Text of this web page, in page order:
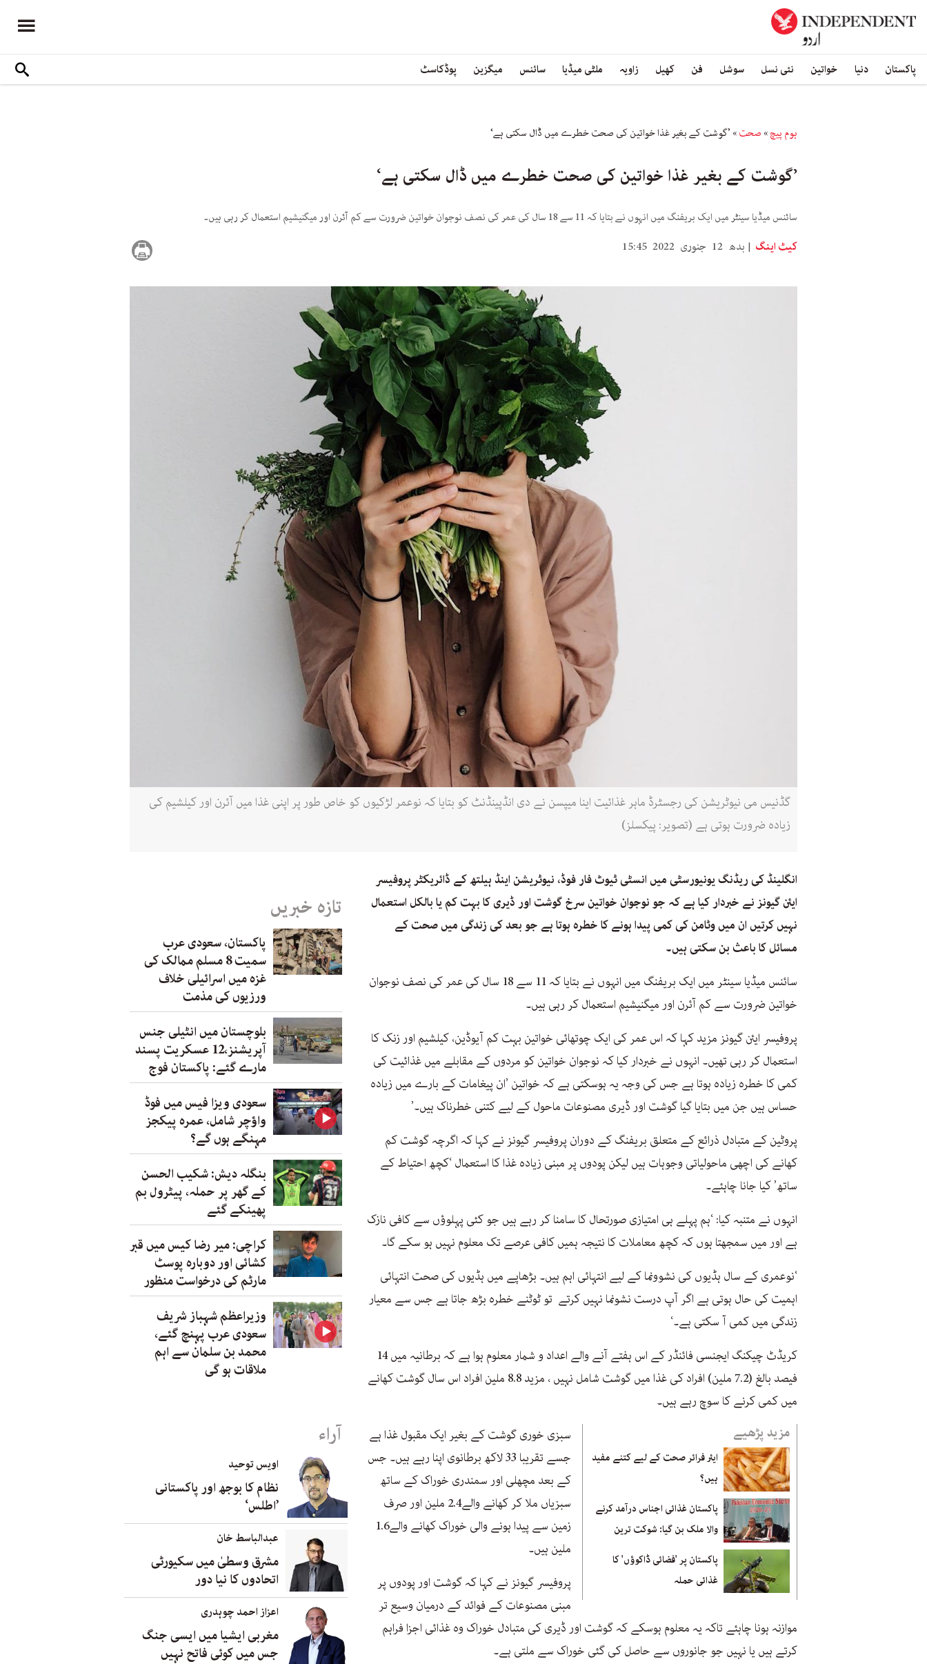
پاکستان دنیا خواتین نئی نسل سوشل فن کھیل زاویہ ملٹی میڈیا سائنس میگزین پوڈکاسٹ
ہوم پیچ» صحت» ’گوشت کے بغیر غذا خواتین کی صحت خطرے میں ڈال سکتی ہے‘
’گوشت کے بغیر غذا خواتین کی صحت خطرے میں ڈال سکتی ہے‘
سائنس میڈیا سینٹر میں ایک بریفنگ میں انہوں نے بتایا کہ 11 سے 18 سال کی عمر کی نصف نوجوان خواتین ضرورت سے کم آئرن اور میگنیشیم استعمال کر رہی ہیں۔
کیٹ اینگ بدھ 12 جنوری 2022 15:45
گڈنیس می نیوٹریشن کی رجسٹرڈ ماہر غذائیت اینا میپسن نے دی انڈپینڈنٹ کو بتایا کہ نوعمر لڑکیوں کو خاص طور پر اپنی غذا میں آئرن اور کیلشیم کی
زیادہ ضرورت ہوتی ہے (تصویر: پیکسلز)
انگلینڈ کی ریڈنگ یونیورسٹی میں انسٹی ٹیوٹ فار فوڈ، نیوٹریشن اینڈ ہیلتھ کے ڈائریکٹر پروفیسر
ایئن گیونز نے خبردار کیا ہے کہ جو نوجوان خواتین سرخ گوشت اور ڈیری کا بہت کم یا بالکل استعمال
نہیں کرتیں ان میں وٹامن کی کمی پیدا ہونے کا خطرہ ہوتا ہے جو بعد کی زندگی میں صحت کے
مسائل کا باعث بن سکتی ہیں۔
سائنس میڈیا سینٹر میں ایک بریفنگ میں انہوں نے بتایا کہ 11 سے 18 سال کی عمر کی نصف نوجوان
خواتین ضرورت سے کم آئرن اور میگنیشیم استعمال کر رہی ہیں۔
پروفیسر ایئن گیونز مزید کہا کہ اس عمر کی ایک چوتھائی خواتین بہت کم آیوڈین، کیلشیم اور زنک کا
استعمال کر رہی تھیں۔ انہوں نے خبردار کیا کہ نوجوان خواتین کو مردوں کے مقابلے میں غذائیت کی
کمی کا خطرہ زیادہ ہوتا ہے جس کی وجہ یہ ہوسکتی ہے کہ خواتین ’ان پیغامات کے بارے میں زیادہ
حساس ہیں جن میں بتایا گیا گوشت اور ڈیری مصنوعات ماحول کے لیے کتنی خطرناک ہیں۔’
پروٹین کے متبادل ذرائع کے متعلق بریفنگ کے دوران پروفیسر گیونز نے کہا کہ اگرچہ گوشت کم
کھانے کی اچھی ماحولیاتی وجوہات ہیں لیکن پودوں پر مبنی زیادہ غذا کا استعمال ‘کچھ احتیاط کے
ساتھ’ کیا جانا چاہئے۔
انہوں نے متنبہ کیا: ‘ہم پہلے ہی امتیازی صورتحال کا سامنا کر رہے ہیں جو کئی پہلوؤں سے کافی نازک
ہے اور میں سمجھتا ہوں کہ کچھ معاملات کا نتیجہ ہمیں کافی عرصے تک معلوم نہیں ہو سکے گا۔
‘نوعمری کے سال ہڈیوں کی نشوونما کے لیے انتہائی اہم ہیں۔ بڑھاپے میں ہڈیوں کی صحت انتہائی
اہمیت کی حال ہوتی ہے اگر آپ درست نشونما نہیں کرتے تو ٹوٹنے خطرہ بڑھ جاتا ہے جس سے معیار
زندگی میں کمی آ سکتی ہے۔‘
کریڈٹ چیکنگ ایجنسی فائنڈر کے اس ہفتے آنے والے اعداد و شمار معلوم ہوا ہے کہ برطانیہ میں 14
فیصد بالغ (7.2 ملین) افراد کی غذا میں گوشت شامل نہیں ، مزید 8.8 ملین افراد اس سال گوشت کھانے
میں کمی کرنے کا سوچ رہے ہیں۔
مزید پڑھیے
ایئر فرائر صحت کے لیے کتنے مفید
ہیں؟
پاکستان غذائی اجناس درآمد کرنے
والا ملک بن گیا: شوکت ترین
پاکستان پر 'فضائی ڈاکوؤں' کا
غذائی حملہ
سبزی خوری گوشت کے بغیر ایک مقبول غذا ہے
جسے تقریبا 33 لاکھ برطانوی اپنا رہے ہیں۔ جس
کے بعد مچھلی اور سمندری خوراک کے ساتھ
سبزیاں ملا کر کھانے والے2.4 ملین اور صرف
زمین سے پیدا ہونے والی خوراک کھانے والے1.6
ملین ہیں۔
پروفیسر گیونز نے کہا کہ گوشت اور پودوں پر
مبنی مصنوعات کے فوائد کے درمیان وسیع تر
موازنہ ہونا چاہئے تاکہ یہ معلوم ہوسکے کہ گوشت اور ڈیری کی متبادل خوراک وہ غذائی اجزا فراہم
کرتے ہیں یا نہیں جو جانوروں سے حاصل کی گئی خوراک سے ملتی ہے۔
تازہ خبریں
پاکستان، سعودی عرب
سمیت 8 مسلم ممالک کی
غزہ میں اسرائیلی خلاف
ورزیوں کی مذمت
بلوچستان میں انٹیلی جنس
آپریشنز،12 عسکریت پسند
مارے گئے: پاکستان فوج
سعودی ویزا فیس میں فوڈ
واؤچر شامل، عمرہ پیکجز
مہنگے ہوں گے؟
بنگلہ دیش: شکیب الحسن
کے گھر پر حملہ، پیٹرول بم
پھینکے گئے
کراچی: میر رضا کیس میں قبر
کشائی اور دوبارہ پوسٹ
مارٹم کی درخواست منظور
وزیراعظم شہباز شریف
سعودی عرب پہنچ گئے،
محمد بن سلمان سے اہم
ملاقات ہو گی
آراء
اویس توحید
نظام کا بوجھ اور پاکستانی
’اطلس‘
عبدالباسط خان
مشرق وسطیٰ میں سکیورٹی
اتحادوں کا نیا دور
اعزاز احمد چوہدری
مغربی ایشیا میں ایسی جنگ
جس میں کوئی فاتح نہیں